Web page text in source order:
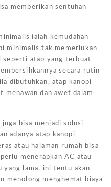
memberikan sentuhan
ialah kemudahan
minimalis tak memerlukan
seperti atap yang terbuat
secara rutin
dibutuhkan, atap kanopi
dan awet dalam
bisa menjadi solusi
adanya atap kanopi
atau halaman rumah bisa
menerapkan AC atau
yang lama. ini tentu akan
menolong menghemat biaya